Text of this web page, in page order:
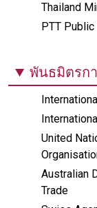
Thailand
PTT
พันธมิตรก
United
Australian
Trade